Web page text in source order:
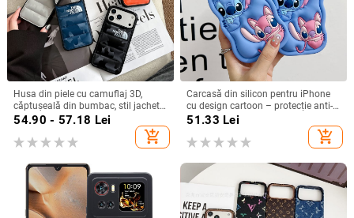
Husa din piele cu camuflaj 3D,
căptușeală din bumbac, stil jachetă
de iarnă, compatibilă cu iPhone
54.90 - 57.18 Lei
add_shopping_cart
Carcasă din silicon pentru iPhone
cu design cartoon – protecție anti-
cădere, finisaj mat, compatibilă cu
(Pro/Max)
51.33 Lei
add_shopping_cart